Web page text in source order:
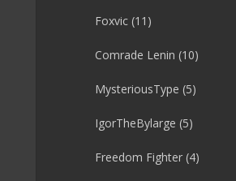
Foxvic (11)
Comrade Lenin (10)
MysteriousType (5)
IgorTheBylarge (5)
Freedom Fighter (4)